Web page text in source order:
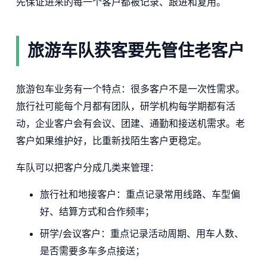
旅游车队获客要先管住老客户
旅游包车业务有一个特点：很多客户不是一次性需求。
旅行社可能每个月都有团队，研学机构每学期都有活
动，企业客户会有会议、团建、通勤和接送机需求。老
客户如果维护好，比重新找陌生客户更稳定。
车队可以把客户分成几类来管理：
旅行社和地接客户：重点记录常用线路、车型偏
好、结算方式和合作频率；
研学/会议客户：重点记录活动周期、用车人数、
是否需要多车多点接送；